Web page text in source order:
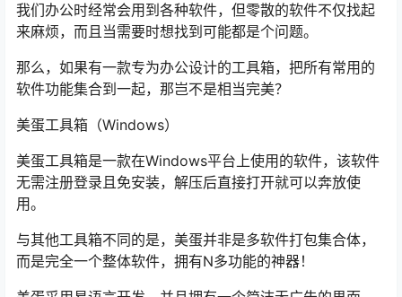
我们办公时经常会用到各种软件，但零散的软件不仅找起
来麻烦，而且当需要时想找到可能都是个问题。
那么，如果有一款专为办公设计的工具箱，把所有常用的
软件功能集合到一起，那岂不是相当完美？
美蛋工具箱（Windows）
美蛋工具箱是一款在Windows平台上使用的软件，该软件
无需注册登录且免安装，解压后直接打开就可以奔放使
用。
与其他工具箱不同的是，美蛋并非是多软件打包集合体，
而是完全一个整体软件，拥有N多功能的神器！